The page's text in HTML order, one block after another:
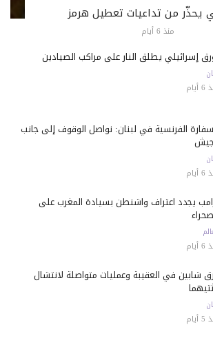
يحذّر من تداعيات تعطيل هرمز
منذ 6 أيام
إسرائيلي يطلق النار على مراكب الصيادين
الفرنسية في لبنان: نواصل الوقوف إلى جانب
يجدد اعتراف واشنطن بسيادة المغرب على
شابين في العقيبة وعمليات متواصلة لانتشال